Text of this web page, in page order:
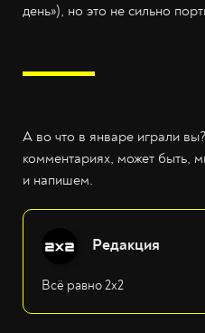
день»), но это не сильно
А во что в январе играли
комментариях, может быть,
и напишем.
Редакция
Всё равно 2х2